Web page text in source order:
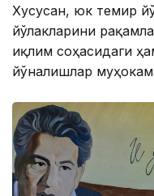
Хусусан, юк темир
йўлакларини
иқлим соҳасидаги
йўналишлар